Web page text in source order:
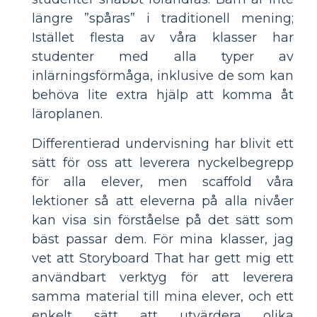
längre ”spåras” i traditionell mening;
Istället flesta av våra klasser har
studenter med alla typer av
inlärningsförmåga, inklusive de som kan
behöva lite extra hjälp att komma åt
läroplanen.
Differentierad undervisning har blivit ett
sätt för oss att leverera nyckelbegrepp
för alla elever, men scaffold våra
lektioner så att eleverna på alla nivåer
kan visa sin förståelse på det sätt som
bäst passar dem. För mina klasser, jag
vet att Storyboard That har gett mig ett
användbart verktyg för att leverera
samma material till mina elever, och ett